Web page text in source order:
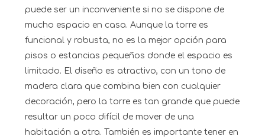
puede ser un inconveniente si no se dispone de
mucho espacio en casa. Aunque la torre es
funcional y robusta, no es la mejor opción para
pisos o estancias pequeños donde el espacio es
limitado. El diseño es atractivo, con un tono de
madera clara que combina bien con cualquier
decoración, pero la torre es tan grande que puede
resultar un poco difícil de mover de una
habitación a otra. También es importante tener en